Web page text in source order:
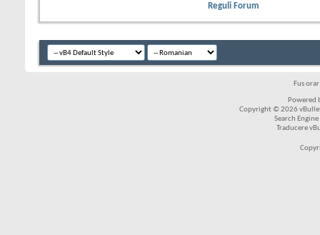
Reguli Forum
Fus
Powered
Copyright © 2026
Search
Traducere